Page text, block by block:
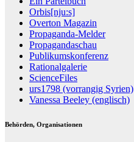
Orbis[nju:s]
Overton Magazin
Propaganda-Melder
Propagandaschau
Publikumskonferenz
Rationalgalerie
ScienceFiles
urs1798 (vorrangig Syrien)
Vanessa Beeley (englisch)
Behörden, Organisationen